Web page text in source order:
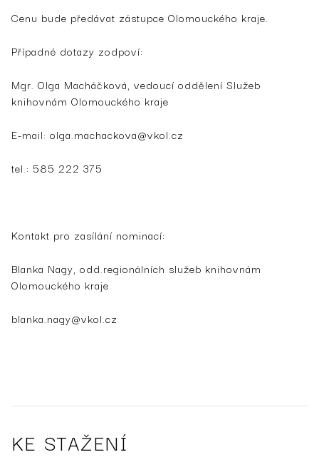
Cenu bude předávat zástupce Olomouckého kraje.
Případné dotazy zodpoví:
Mgr. Olga Macháčková, vedoucí oddělení Služeb
knihovnám Olomouckého kraje
E-mail: olga.machackova@vkol.cz
tel.: 585 222 375
Kontakt pro zasílání nominací:
Blanka Nagy, odd.regionálních služeb knihovnám
Olomouckého kraje
blanka.nagy@vkol.cz
KE STAŽENÍ